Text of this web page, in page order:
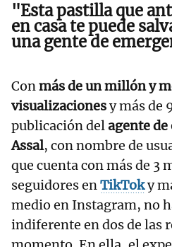
"Esta pastilla que
en casa te puede
una gente de
Conmás de un millón y
visualizacionesy más de
publicación delagente
Assal, con nombre de
que cuenta con más de 3
seguidores enTikToky
medio en Instagram, no
indiferente en dos de las